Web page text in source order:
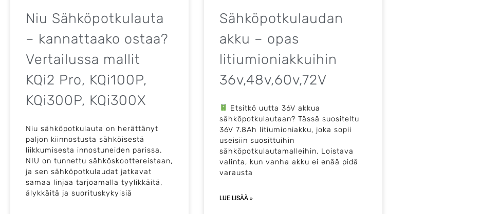
Niu Sähköpotkulauta
– kannattaako ostaa?
Vertailussa mallit
KQi2 Pro, KQi100P,
KQi300P, KQi300X
Niu sähköpotkulauta on herättänyt
paljon kiinnostusta sähköisestä
liikkumisesta innostuneiden parissa.
NIU on tunnettu sähköskoottereistaan,
ja sen sähköpotkulaudat jatkavat
samaa linjaa tarjoamalla tyylikkäitä,
älykkäitä ja suorituskykyisiä
Sähköpotkulaudan
akku – opas
litiumioniakkuihin
36v,48v,60v,72V
Etsitkö uutta 36V akkua
sähköpotkulautaan? Tässä suositeltu
36V 7.8Ah litiumioniakku, joka sopii
useisiin suosittuihin
sähköpotkulautamalleihin. Loistava
valinta, kun vanha akku ei enää pidä
varausta
LUE LISÄÄ »